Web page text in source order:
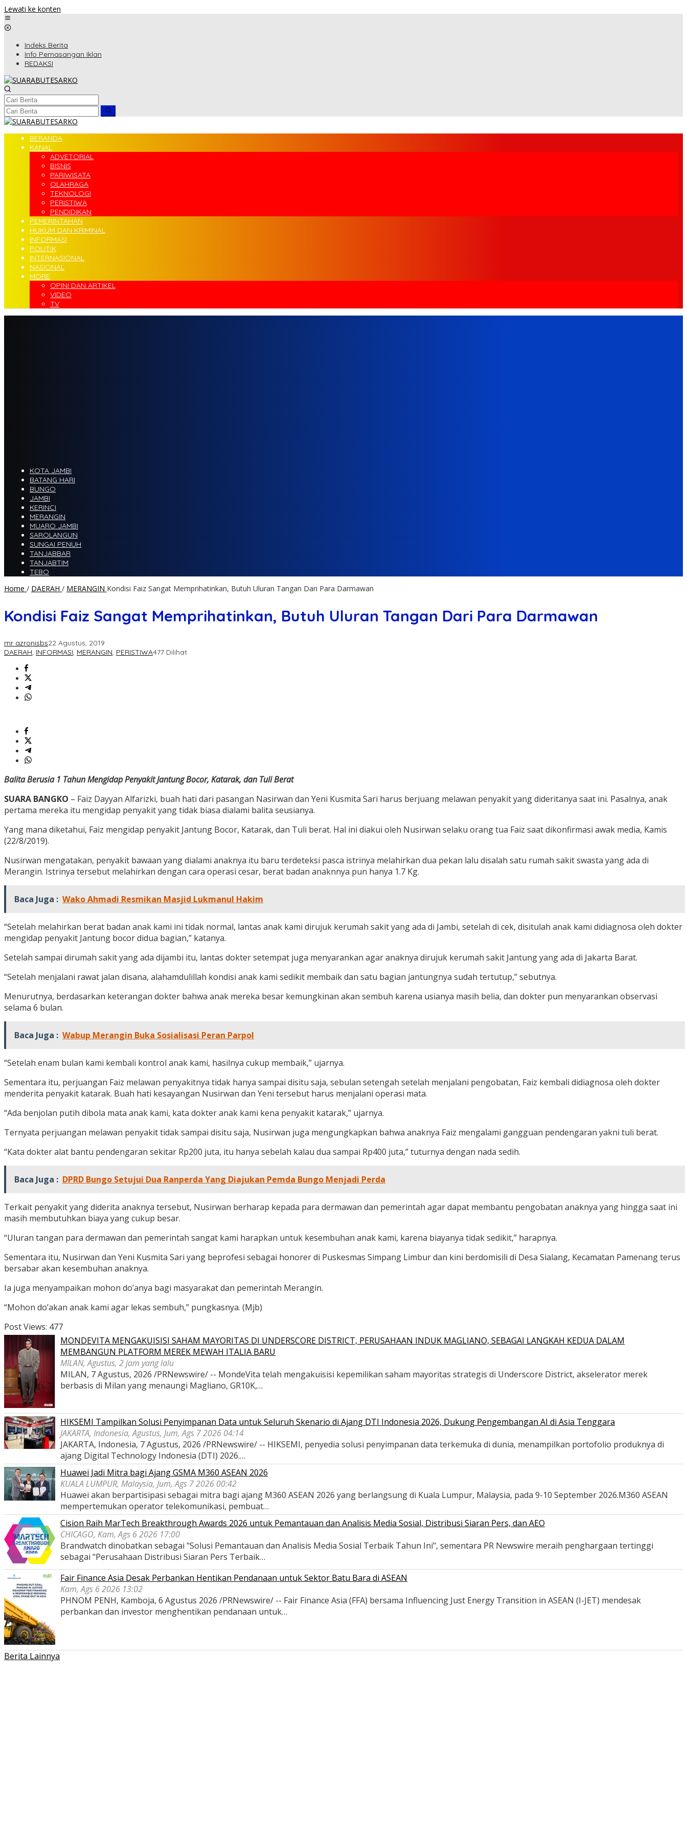
Lewati ke konten
Indeks Berita
Info Pemasangan Iklan
REDAKSI
BERANDA
KANAL
ADVETORIAL
BISNIS
PARIWISATA
OLAHRAGA
TEKNOLOGI
PERISTIWA
PENDIDIKAN
PEMERINTAHAN
HUKUM DAN KRIMINAL
INFORMASI
POLITIK
INTERNASIONAL
NASIONAL
MORE
OPINI DAN ARTIKEL
VIDEO
TV
KOTA JAMBI
BATANG HARI
BUNGO
JAMBI
KERINCI
MERANGIN
MUARO JAMBI
SAROLANGUN
SUNGAI PENUH
TANJABBAR
TANJABTIM
TEBO
Home / DAERAH / MERANGIN Kondisi Faiz Sangat Memprihatinkan, Butuh Uluran Tangan Dari Para Darmawan
Kondisi Faiz Sangat Memprihatinkan, Butuh Uluran Tangan Dari Para Darmawan
mr azronisbs22 Agustus, 2019
DAERAH, INFORMASI, MERANGIN, PERISTIWA477 Dilihat
Balita Berusia 1 Tahun Mengidap Penyakit Jantung Bocor, Katarak, dan Tuli Berat
SUARA BANGKO – Faiz Dayyan Alfarizki, buah hati dari pasangan Nasirwan dan Yeni Kusmita Sari harus berjuang melawan penyakit yang dideritanya saat ini. Pasalnya, anak
pertama mereka itu mengidap penyakit yang tidak biasa dialami balita seusianya.
Yang mana diketahui, Faiz mengidap penyakit Jantung Bocor, Katarak, dan Tuli berat. Hal ini diakui oleh Nusirwan selaku orang tua Faiz saat dikonfirmasi awak media, Kamis
(22/8/2019).
Nusirwan mengatakan, penyakit bawaan yang dialami anaknya itu baru terdeteksi pasca istrinya melahirkan dua pekan lalu disalah satu rumah sakit swasta yang ada di
Merangin. Istrinya tersebut melahirkan dengan cara operasi cesar, berat badan anaknnya pun hanya 1.7 Kg.
Baca Juga : Wako Ahmadi Resmikan Masjid Lukmanul Hakim
“Setelah melahirkan berat badan anak kami ini tidak normal, lantas anak kami dirujuk kerumah sakit yang ada di Jambi, setelah di cek, disitulah anak kami didiagnosa oleh dokter
mengidap penyakit Jantung bocor didua bagian,” katanya.
Setelah sampai dirumah sakit yang ada dijambi itu, lantas dokter setempat juga menyarankan agar anaknya dirujuk kerumah sakit Jantung yang ada di Jakarta Barat.
“Setelah menjalani rawat jalan disana, alahamdulillah kondisi anak kami sedikit membaik dan satu bagian jantungnya sudah tertutup,” sebutnya.
Menurutnya, berdasarkan keterangan dokter bahwa anak mereka besar kemungkinan akan sembuh karena usianya masih belia, dan dokter pun menyarankan observasi
selama 6 bulan.
Baca Juga : Wabup Merangin Buka Sosialisasi Peran Parpol
“Setelah enam bulan kami kembali kontrol anak kami, hasilnya cukup membaik,” ujarnya.
Sementara itu, perjuangan Faiz melawan penyakitnya tidak hanya sampai disitu saja, sebulan setengah setelah menjalani pengobatan, Faiz kembali didiagnosa oleh dokter
menderita penyakit katarak. Buah hati kesayangan Nusirwan dan Yeni tersebut harus menjalani operasi mata.
“Ada benjolan putih dibola mata anak kami, kata dokter anak kami kena penyakit katarak,” ujarnya.
Ternyata perjuangan melawan penyakit tidak sampai disitu saja, Nusirwan juga mengungkapkan bahwa anaknya Faiz mengalami gangguan pendengaran yakni tuli berat.
“Kata dokter alat bantu pendengaran sekitar Rp200 juta, itu hanya sebelah kalau dua sampai Rp400 juta,” tuturnya dengan nada sedih.
Baca Juga : DPRD Bungo Setujui Dua Ranperda Yang Diajukan Pemda Bungo Menjadi Perda
Terkait penyakit yang diderita anaknya tersebut, Nusirwan berharap kepada para dermawan dan pemerintah agar dapat membantu pengobatan anaknya yang hingga saat ini
masih membutuhkan biaya yang cukup besar.
“Uluran tangan para dermawan dan pemerintah sangat kami harapkan untuk kesembuhan anak kami, karena biayanya tidak sedikit,” harapnya.
Sementara itu, Nusirwan dan Yeni Kusmita Sari yang beprofesi sebagai honorer di Puskesmas Simpang Limbur dan kini berdomisili di Desa Sialang, Kecamatan Pamenang terus
bersabar akan kesembuhan anaknya.
Ia juga menyampaikan mohon do’anya bagi masyarakat dan pemerintah Merangin.
“Mohon do’akan anak kami agar lekas sembuh,” pungkasnya. (Mjb)
Post Views: 477
MONDEVITA MENGAKUISISI SAHAM MAYORITAS DI UNDERSCORE DISTRICT, PERUSAHAAN INDUK MAGLIANO, SEBAGAI LANGKAH KEDUA DALAM
MEMBANGUN PLATFORM MEREK MEWAH ITALIA BARU
MILAN, Agustus, 2 jam yang lalu
MILAN, 7 Agustus, 2026 /PRNewswire/ -- MondeVita telah mengakuisisi kepemilikan saham mayoritas strategis di Underscore District, akselerator merek
berbasis di Milan yang menaungi Magliano, GR10K,…
HIKSEMI Tampilkan Solusi Penyimpanan Data untuk Seluruh Skenario di Ajang DTI Indonesia 2026, Dukung Pengembangan AI di Asia Tenggara
JAKARTA, Indonesia, Agustus, Jum, Ags 7 2026 04:14
JAKARTA, Indonesia, 7 Agustus, 2026 /PRNewswire/ -- HIKSEMI, penyedia solusi penyimpanan data terkemuka di dunia, menampilkan portofolio produknya di
ajang Digital Technology Indonesia (DTI) 2026.…
Huawei Jadi Mitra bagi Ajang GSMA M360 ASEAN 2026
KUALA LUMPUR, Malaysia, Jum, Ags 7 2026 00:42
Huawei akan berpartisipasi sebagai mitra bagi ajang M360 ASEAN 2026 yang berlangsung di Kuala Lumpur, Malaysia, pada 9-10 September 2026.M360 ASEAN
mempertemukan operator telekomunikasi, pembuat…
Cision Raih MarTech Breakthrough Awards 2026 untuk Pemantauan dan Analisis Media Sosial, Distribusi Siaran Pers, dan AEO
CHICAGO, Kam, Ags 6 2026 17:00
Brandwatch dinobatkan sebagai "Solusi Pemantauan dan Analisis Media Sosial Terbaik Tahun Ini", sementara PR Newswire meraih penghargaan tertinggi
sebagai "Perusahaan Distribusi Siaran Pers Terbaik…
Fair Finance Asia Desak Perbankan Hentikan Pendanaan untuk Sektor Batu Bara di ASEAN
Kam, Ags 6 2026 13:02
PHNOM PENH, Kamboja, 6 Agustus 2026 /PRNewswire/ -- Fair Finance Asia (FFA) bersama Influencing Just Energy Transition in ASEAN (I-JET) mendesak
perbankan dan investor menghentikan pendanaan untuk…
Berita Lainnya